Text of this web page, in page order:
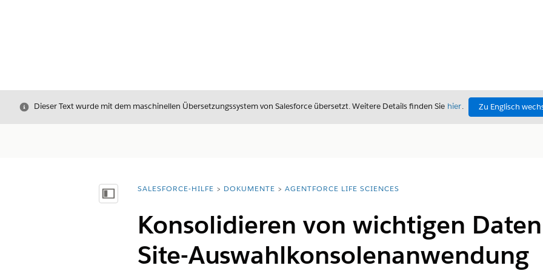
Schließen
Dieser Text wurde mit dem maschinellen Übersetzungssystem von Salesforce übersetzt. Weitere Details finden Sie hier. Zu Englisch
Inhalt anzeigenSie befinden sich hier:
SALESFORCE-HILFE DOKUMENTE AGENTFORCE LIFE SCIENCES
Konsolidieren von wichtigen
Site-Auswahlkonsolenanwendung